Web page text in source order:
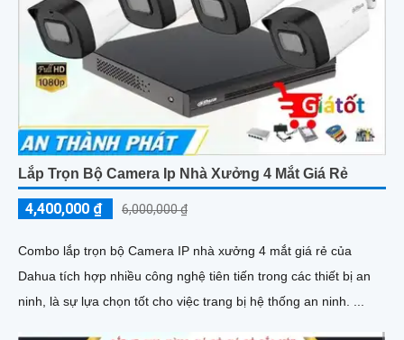
Lắp Trọn Bộ Camera Ip Nhà Xưởng 4 Mắt Giá Rẻ
4,400,000 ₫ 6,000,000 ₫
Combo lắp trọn bộ Camera IP nhà xưởng 4 mắt giá rẻ của
Dahua tích hợp nhiều công nghệ tiên tiến trong các thiết bị an
ninh, là sự lựa chọn tốt cho việc trang bị hệ thống an ninh. ...